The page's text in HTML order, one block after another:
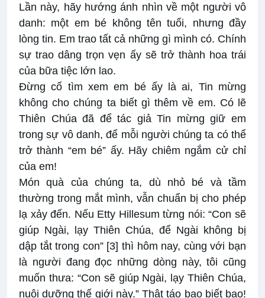
Lần này, hãy hướng ánh nhìn về một người vô
danh: một em bé không tên tuổi, nhưng đầy
lòng tin. Em trao tất cả những gì mình có. Chính
sự trao dâng trọn vẹn ấy sẽ trở thành hoa trái
của bữa tiệc lớn lao.
Đừng cố tìm xem em bé ấy là ai, Tin mừng
không cho chúng ta biết gì thêm về em. Có lẽ
Thiên Chúa đã để tác giả Tin mừng giữ em
trong sự vô danh, để mỗi người chúng ta có thể
trở thành “em bé” ấy. Hãy chiêm ngắm cử chỉ
của em!
Món quà của chúng ta, dù nhỏ bé và tầm
thường trong mắt mình, vẫn chuẩn bị cho phép
lạ xảy đến. Nếu Etty Hillesum từng nói: “Con sẽ
giúp Ngài, lạy Thiên Chúa, để Ngài không bị
dập tắt trong con” [3] thì hôm nay, cùng với bạn
là người đang đọc những dòng này, tôi cũng
muốn thưa: “Con sẽ giúp Ngài, lạy Thiên Chúa,
nuôi dưỡng thế giới này.” Thật táo bạo biết bao!